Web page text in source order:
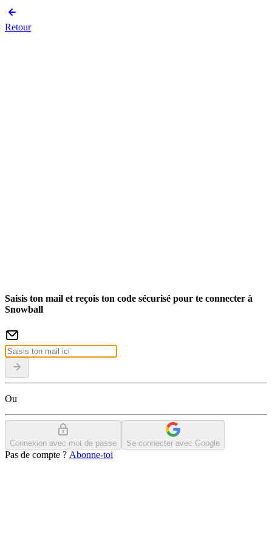
Retour
Saisis ton mail et reçois ton code sécurisé pour te connecter à
Snowball
Ou
Connexion avec mot de passe Se connecter avec Google
Pas de compte ? Abonne-toi